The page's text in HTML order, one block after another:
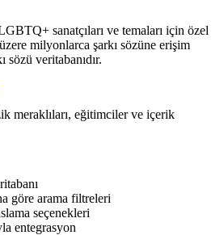
sanatçıları ve temaları için özel
milyonlarca şarkı sözüne erişim
sözü veritabanıdır.
meraklıları, eğitimciler ve içerik
göre arama filtreleri
seçenekleri
entegrasyon